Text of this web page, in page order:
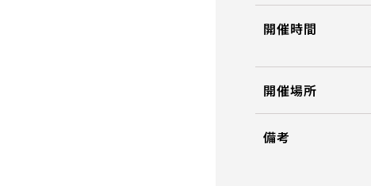
開催時間
開催場所
備考